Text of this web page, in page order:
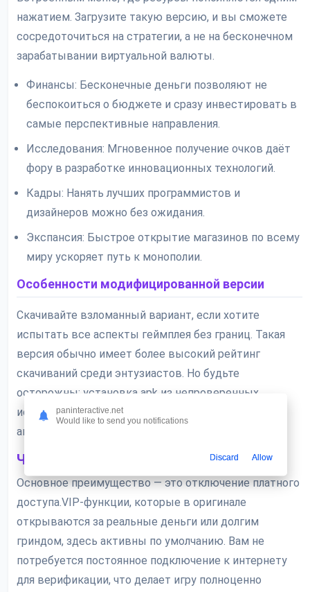
нажатием. Загрузите такую версию, и вы сможете
сосредоточиться на стратегии, а не на бесконечном
зарабатывании виртуальной валюты.
Финансы: Бесконечные деньги позволяют не
беспокоиться о бюджете и сразу инвестировать в
самые перспективные направления.
Исследования: Мгновенное получение очков даёт
фору в разработке инновационных технологий.
Кадры: Нанять лучших программистов и
дизайнеров можно без ожидания.
Экспансия: Быстрое открытие магазинов по всему
миру ускоряет путь к монополии.
Особенности модифицированной версии
Скачивайте взломанный вариант, если хотите
испытать все аспекты геймплея без границ. Такая
версия обычно имеет более высокий рейтинг
скачиваний среди энтузиастов. Но будьте
осторожны: установка apk из непроверенных
источников может быть небезопасна для вашего
аккаунта и устройства.
Что дает мод
Основное преимущество — это отключение платного
доступа.VIP-функции, которые в оригинале
открываются за реальные деньги или долгим
гриндом, здесь активны по умолчанию. Вам не
потребуется постоянное подключение к интернету
для верификации, что делает игру полноценно
paninteractive.net
Would like to send you notifications
Discard Allow